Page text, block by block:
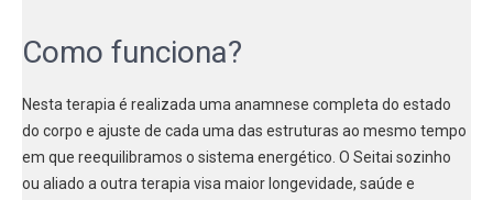
Como funciona?
Nesta terapia é realizada uma anamnese completa do estado
do corpo e ajuste de cada uma das estruturas ao mesmo tempo
em que reequilibramos o sistema energético. O Seitai sozinho
ou aliado a outra terapia visa maior longevidade, saúde e